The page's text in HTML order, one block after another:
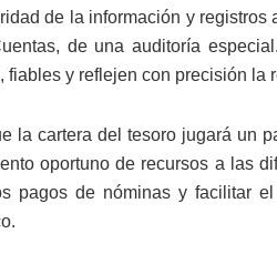
de la información y
de una auditoría
fiables y reflejen con precisión la
la cartera del tesoro jugará un
oportuno de recursos a las
pagos de nóminas y facilitar